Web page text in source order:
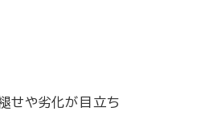
せや劣化が目立ち